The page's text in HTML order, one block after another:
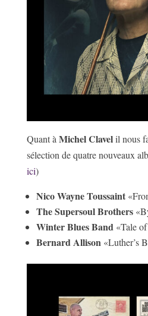
Quant à Michel Clavelil nous
sélection de quatre nouveaux
ici)
Nico Wayne Toussaint
The Supersoul Brothers
Winter Blues Band «Tale
Bernard Allison «Luther’s